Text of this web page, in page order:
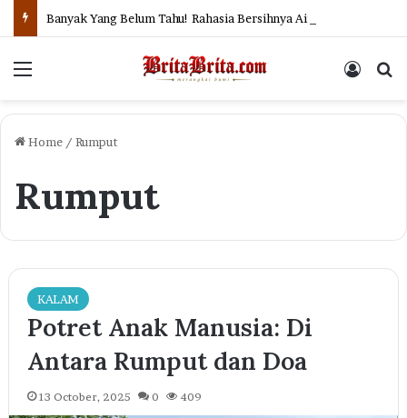
Menu Log In
Home / Rumput
Rumput
KALAM
Potret Anak Manusia: Di
Antara Rumput dan Doa
13 October, 2025 0 409